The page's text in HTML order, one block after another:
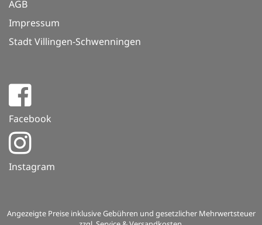
AGB
Impressum
Stadt Villingen-Schwenningen
Facebook
Instagram
Angezeigte Preise inklusive Gebühren und gesetzlicher Mehrwertsteuer